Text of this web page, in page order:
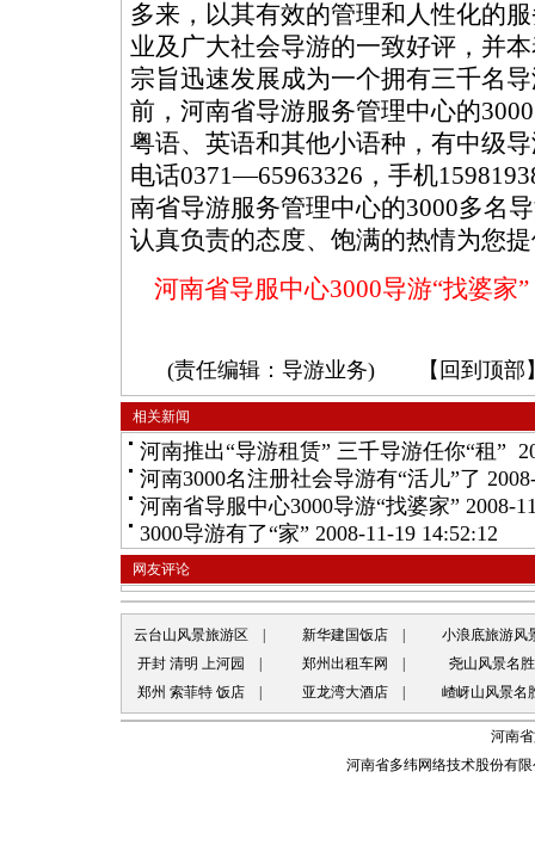
多来，以其有效的管理和人性化的
业及广大社会导游的一致好评，并
宗旨迅速发展成为一个拥有三千名
前，河南省导游服务管理中心的
粤语、英语和其他小语种，有中级
电话0371—65963326，手机
南省导游服务管理中心的3000多名
认真负责的态度、饱满的热情为您
河南省导服中心3000导游“找婆家”
(责任编辑：导游业务) 【 回到顶部
相关新闻
河南推出“导游租赁” 三千导游任你“租”
河南3000名注册社会导游有“活儿”了
河南省导服中心3000导游“找婆家” 2008-
3000导游有了“家” 2008-11-19 14:52:12
网友评论
云台山风景旅游区 新华建国饭店|
小浪底旅游风
开封 清明 上河园
郑州出租车网
尧山风景名
郑州 索菲特 饭店| 亚龙湾大酒店| 嵖岈山风景名
河南
河南省多纬网络技术股份有